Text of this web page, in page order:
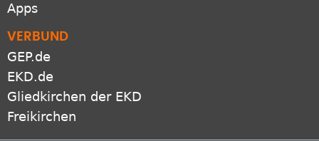
Apps
VERBUND
GEP.de
EKD.de
Gliedkirchen der EKD
Freikirchen